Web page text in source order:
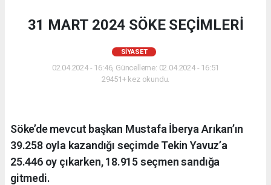
31 MART 2024 SÖKE SEÇİMLERİ
SİYASET
02.04.2024 - 16:46, Güncelleme: 02.04.2024 - 16:51
29451+ kez okundu.
Söke’de mevcut başkan Mustafa İberya Arıkan’ın
39.258 oyla kazandığı seçimde Tekin Yavuz’a
25.446 oy çıkarken, 18.915 seçmen sandığa
gitmedi.